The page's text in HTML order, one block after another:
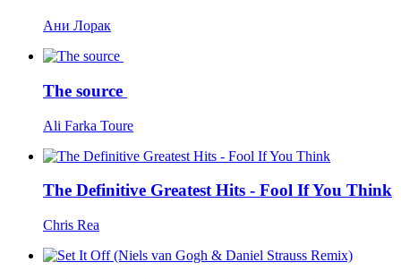
Ани Лорак
The source
Ali Farka Toure
The Definitive Greatest Hits - Fool If You Think
Chris Rea